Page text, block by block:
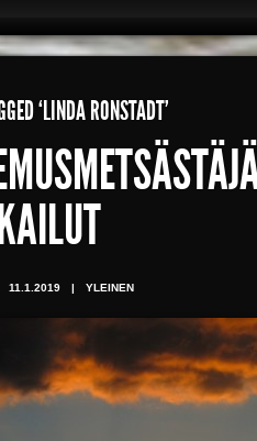
‘LINDA RONSTADT’
11.1.2019 | YLEINEN